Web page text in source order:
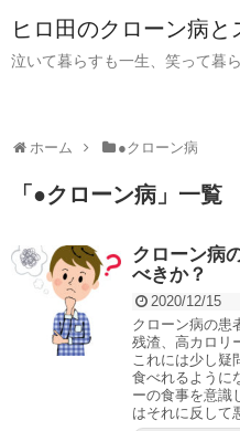
ヒロ田のクローン病と
泣いて暮らすも一生、笑って暮
ホーム ●クローン病
「 ●クローン病 」 一覧
クローン病
べきか？
2020/12/15
クローン病の患
残渣、高カロリ
これには少し疑
食べれるように
ーの食事を意識
はそれに反して